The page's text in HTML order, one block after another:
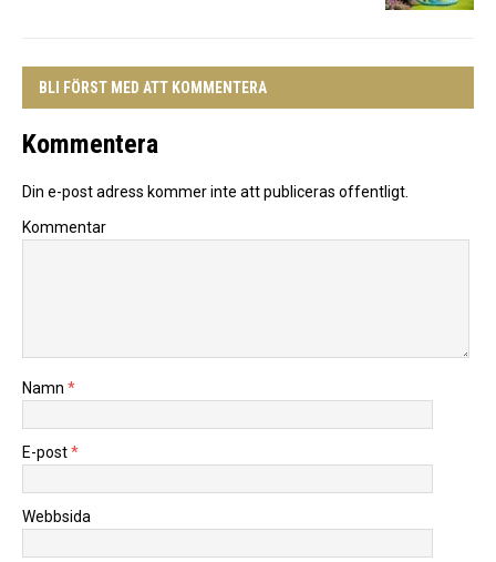
BLI FÖRST MED ATT KOMMENTERA
Kommentera
Din e-post adress kommer inte att publiceras offentligt.
Kommentar
Namn *
E-post*
Webbsida